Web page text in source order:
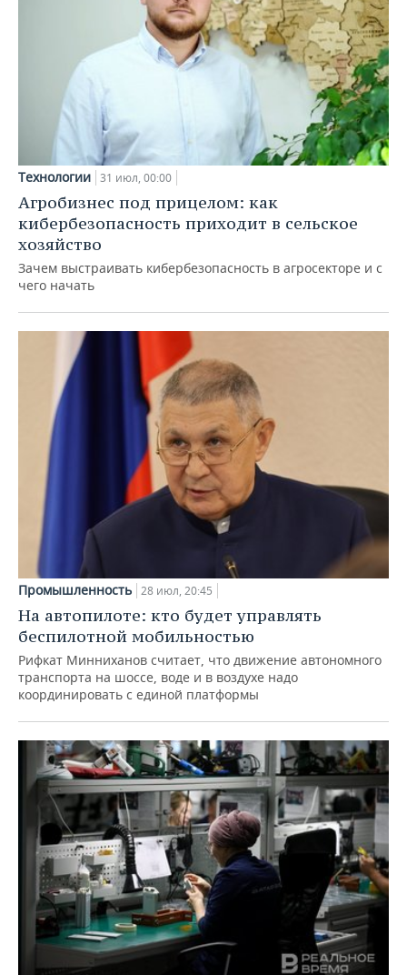
Технологии 31 июл, 00:00
Агробизнес под прицелом: как
кибербезопасность приходит в сельское
хозяйство
Зачем выстраивать кибербезопасность в агросекторе и с
чего начать
Промышленность 28 июл, 20:45
На автопилоте: кто будет управлять
беспилотной мобильностью
Рифкат Минниханов считает, что движение автономного
транспорта на шоссе, воде и в воздухе надо
координировать с единой платформы